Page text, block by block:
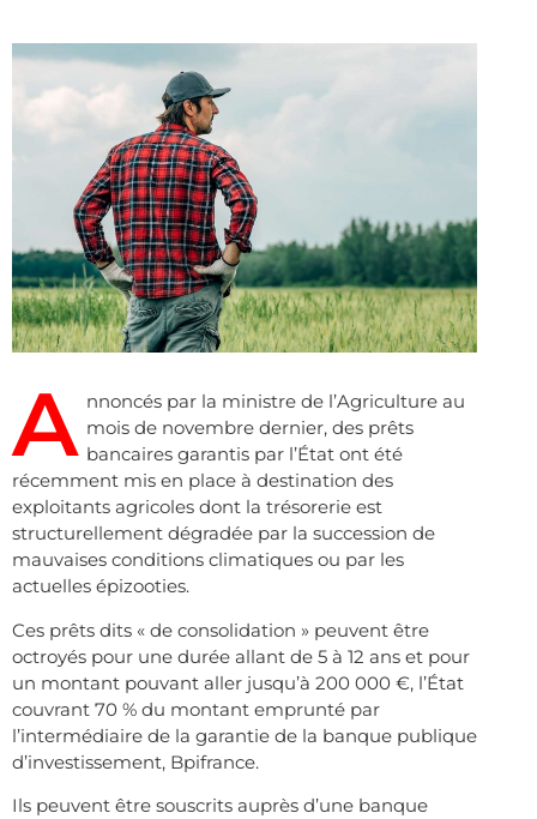
A nnoncés par la ministre de l’Agriculture au
mois de novembre dernier, des prêts
bancaires garantis par l’État ont été
récemment mis en place à destination des
exploitants agricoles dont la trésorerie est
structurellement dégradée par la succession de
mauvaises conditions climatiques ou par les
actuelles épizooties.
Ces prêts dits « de consolidation » peuvent être
octroyés pour une durée allant de 5 à 12 ans et pour
un montant pouvant aller jusqu’à 200 000 €, l’État
couvrant 70 % du montant emprunté par
l’intermédiaire de la garantie de la banque publique
d’investissement, Bpifrance.
Ils peuvent être souscrits auprès d’une banque